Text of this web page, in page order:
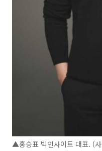
▲홍승표 빅인사이트 대표. (